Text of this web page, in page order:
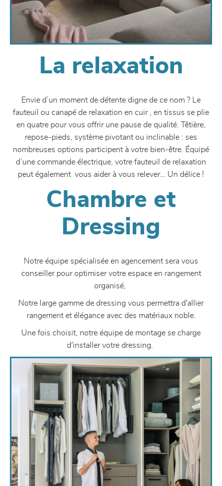
La relaxation
Envie d’un moment de détente digne de ce nom ? Le
fauteuil ou canapé de relaxation en cuir , en tissus se plie
en quatre pour vous offrir une pause de qualité. Têtière,
repose-pieds, système pivotant ou inclinable : ses
nombreuses options participent à votre bien-être. Équipé
d’une commande électrique, votre fauteuil de relaxation
peut également vous aider à vous relever… Un délice !
Chambre et
Dressing
Notre équipe spécialisée en agencement sera vous
conseiller pour optimiser votre espace en rangement
organisé,
Notre large gamme de dressing vous permettra d'allier
rangement et élégance avec des matériaux noble.
Une fois choisit, notre équipe de montage se charge
d'installer votre dressing.